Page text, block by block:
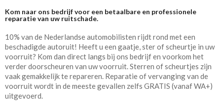
Kom naar ons bedrijf voor een betaalbare en professionele
reparatie van uw ruitschade.
10% van de Nederlandse automobilisten rijdt rond met een
beschadigde autoruit! Heeft u een gaatje, ster of scheurtje in uw
voorruit? Kom dan direct langs bij ons bedrijf en voorkom het
verder doorscheuren van uw voorruit. Sterren of scheurtjes zijn
vaak gemakkelijk te repareren. Reparatie of vervanging van de
voorruit wordt in de meeste gevallen zelfs GRATIS (vanaf WA+)
uitgevoerd.